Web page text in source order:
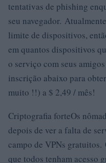
tentativas de phishing
seu navegador.
limite de dispositivos,
em quantos dispositivos
o serviço com seus
inscrição abaixo para
muito !!) a $ 2,49 / mês!
Criptografia forteOs
depois de ver a falta de
campo de VPNs
que todos tenham acesso